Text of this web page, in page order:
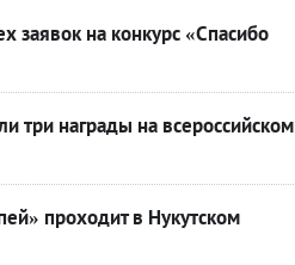
заявок на конкурс «Спасибо
три награды на всероссийском
проходит в Нукутском